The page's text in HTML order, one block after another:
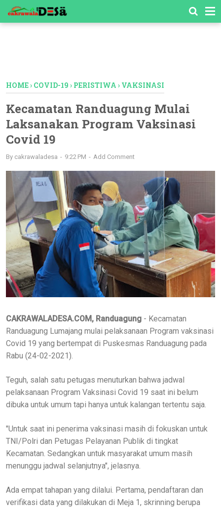
HOME› COVID-19 › PERISTIWA › VAKSINASI
Kecamatan Randuagung Mulai
Laksanakan Program Vaksinasi
Covid 19
By cakrawaladesa 9:22 PM Add Comment
CAKRAWALADESA.COM, Randuagung - Kecamatan
Randuagung Lumajang mulai pelaksanaan Program vaksinasi
Covid 19 yang bertempat di Puskesmas Randuagung pada
Rabu (24-02-2021).
Teguh, salah satu petugas menuturkan bahwa jadwal
pelaksanaan Program Vaksinasi Covid 19 saat ini belum
dibuka untuk umum tapi hanya untuk kalangan tertentu saja.
"Untuk saat ini penerima vaksinasi masih di fokuskan untuk
TNI/Polri dan Petugas Pelayanan Publik di tingkat
Kecamatan. Sedangkan untuk masyarakat umum masih
menunggu jadwal selanjutnya", jelasnya.
Ada empat tahapan yang dilalui. Pertama, pendaftaran dan
verifikasi data yang dilakukan di Meja 1, skrinning berupa